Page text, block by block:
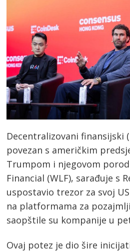
Decentralizovani finansijski
povezan s američkim
Trumpom i njegovom
Financial (WLF), sarađuje s
uspostavio trezor za svoj
na platformama za
saopštile su kompanije u
Ovaj potez je dio šire